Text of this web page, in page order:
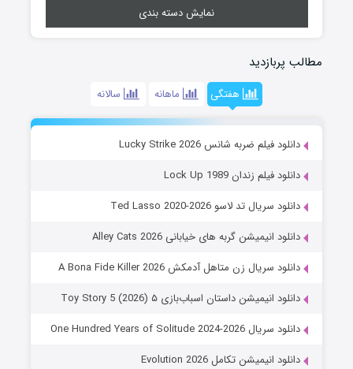
نمایش دسته بندی
مطالب پربازدید
هفتگی ماهانه سالانه
دانلود فیلم ضربه شانس Lucky Strike 2026
دانلود فیلم زندان Lock Up 1989
دانلود سریال تد لاسو Ted Lasso 2020-2026
دانلود انیمیشن گربه های خیابانی Alley Cats 2026
دانلود سریال زن متاهل آدمکش A Bona Fide Killer 2026
دانلود انیمیشن داستان اسباب‌بازی ۵ Toy Story 5 (2026)
دانلود سریال One Hundred Years of Solitude 2024-2026
دانلود انیمیشن تکامل Evolution 2026